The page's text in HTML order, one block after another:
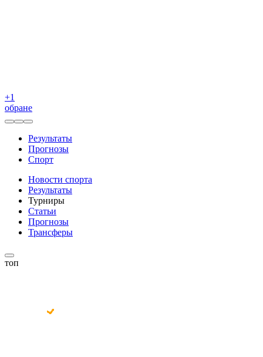
+1
обране
Результаты
Прогнозы
Спорт
Новости спорта
Результаты
Турниры
Статьи
Прогнозы
Трансферы
топ